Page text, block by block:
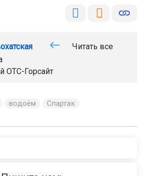
Читать все
ОТС-Горсайт
водоём
Спартак